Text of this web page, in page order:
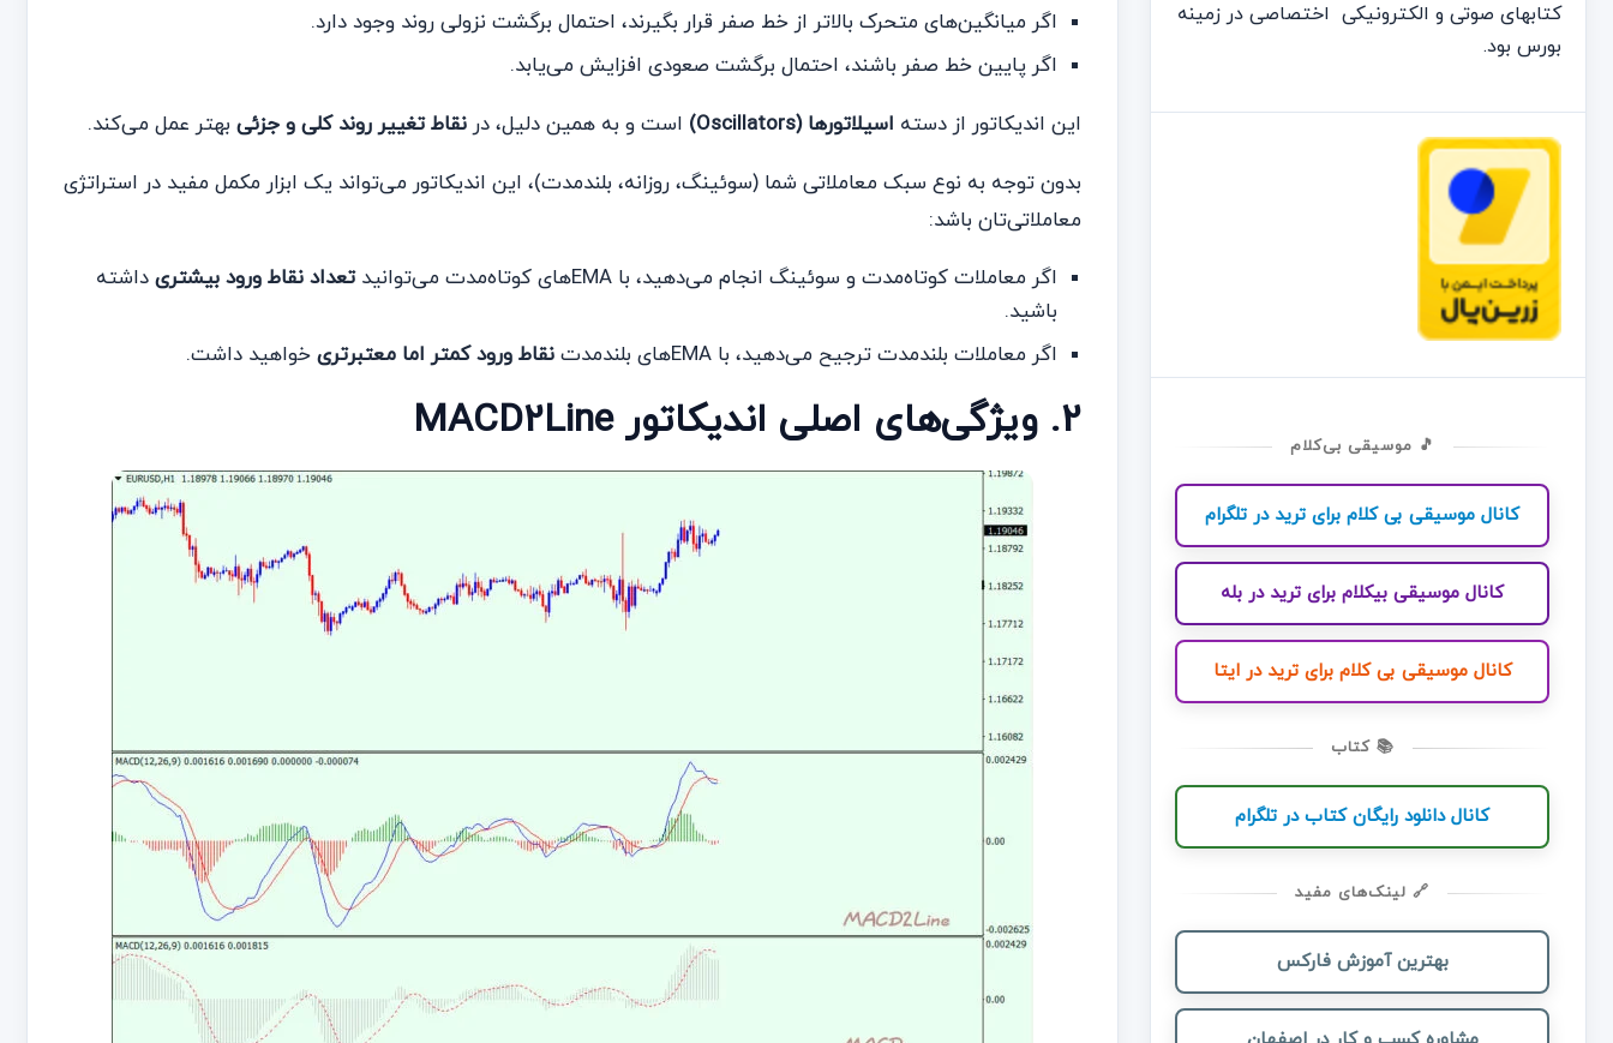
اگر میانگین‌های متحرک بالا‌تر از خط صفر قرار بگیرند، احتمال برگشت نزولی روند وجود دارد.
اگر پایین خط صفر باشند، احتمال برگشت صعودی افزایش می‌یابد.
این اندیکاتور از دسته اسیلاتورها (Oscillators) است و به همین دلیل، در نقاط تغییر روند کلی و جزئی بهتر عمل می‌کند.
بدون توجه به نوع سبک معاملاتی شما (سوئینگ، روزانه، بلندمدت)، این اندیکاتور می‌تواند یک ابزار مکمل مفید در استراتژی
معاملاتی‌تان باشد:
اگر معاملات کوتاه‌مدت و سوئینگ انجام می‌دهید، با EMAهای کوتاه‌مدت می‌توانید
تعداد نقاط ورود بیشتری داشته
باشید.
اگر معاملات بلندمدت ترجیح می‌دهید، با EMAهای بلندمدت
نقاط ورود کمتر اما معتبرتری خواهید داشت.
2. ویژگی‌های اصلی اندیکاتور MACD2Line
کتابهای صوتی و الکترونیکی اختصاصی در زمینه
بورس بود.
🎵 موسیقی بی‌کلام
کانال موسیقی بی کلام برای ترید در تلگرام
کانال موسیقی بیکلام برای ترید در بله
کانال موسیقی بی کلام برای ترید در ایتا
📚 کتاب
کانال دانلود رایگان کتاب در تلگرام
🔗 لینک‌های مفید
بهترین آموزش فارکس